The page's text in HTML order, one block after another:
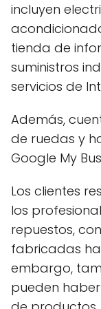
incluyen
tienda de
suministros
servicios de
Además,
de ruedas y
Google My
Los clientes
los
repuestos,
fabricadas
embargo,
pueden